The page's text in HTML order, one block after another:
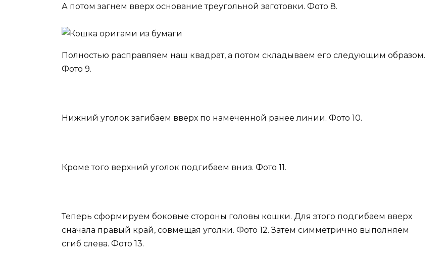
А потом загнем вверх основание треугольной заготовки. Фото 8.
Полностью расправляем наш квадрат, а потом складываем его следующим образом.
Фото 9.
Нижний уголок загибаем вверх по намеченной ранее линии. Фото 10.
Кроме того верхний уголок подгибаем вниз. Фото 11.
Теперь сформируем боковые стороны головы кошки. Для этого подгибаем вверх
сначала правый край, совмещая уголки. Фото 12. Затем симметрично выполняем
сгиб слева. Фото 13.